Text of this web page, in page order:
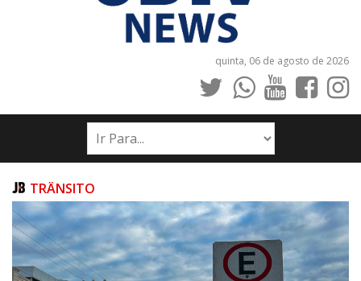
quinta, 06 de agosto de 2026
INÍCIO
NOTÍCIAS
PUBLICAÇÕES LEGAIS
CONTATO
TRÂNSITO